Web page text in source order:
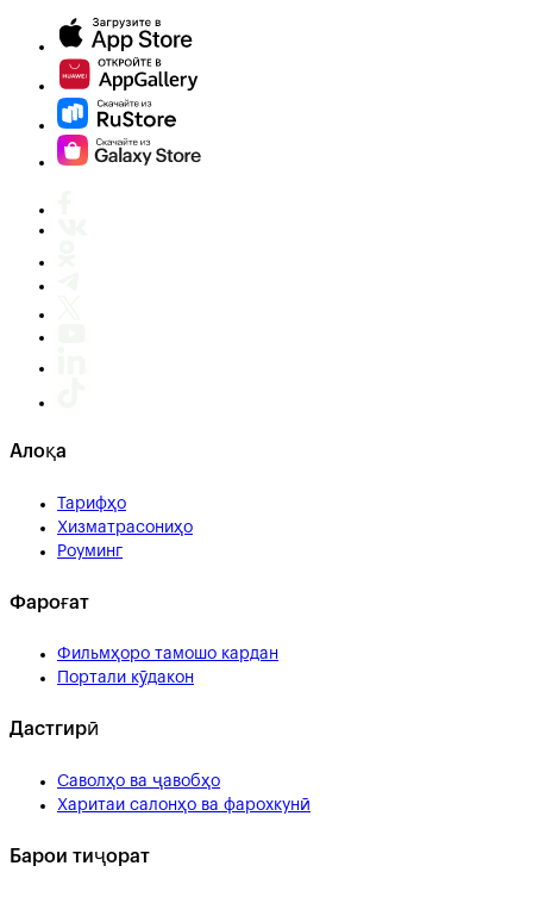
Алоқа
Тарифҳо
Хизматрасониҳо
Роуминг
Фароғат
Фильмҳоро тамошо кардан
Портали кӯдакон
Дастгирӣ
Саволҳо ва ҷавобҳо
Харитаи салонҳо ва фарохкунӣ
Барои тиҷорат